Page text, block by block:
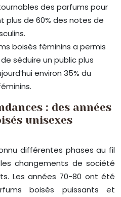
des parfums pour
plus de 60% des notes de
boisés féminins a permis
séduire un public plus
environ 35% du
: des années
unisexes
différentes phases au fil
changements de société
Les années 70-80 ont été
boisés puissants et